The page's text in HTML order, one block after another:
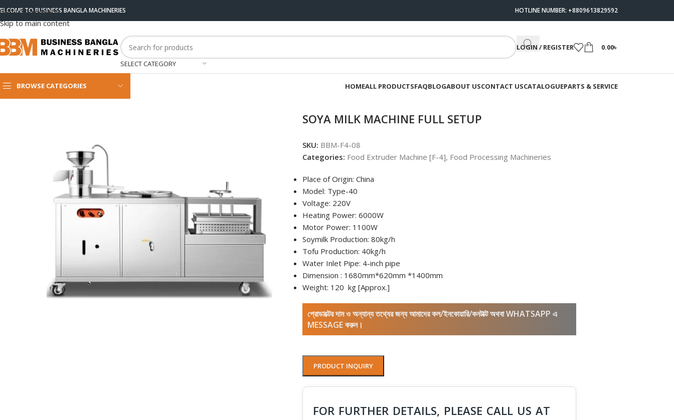
Skip to navigation
Skip to main content
TO BUSINESS BANGLA MACHINERIES HOTLINE NUMBER: +8809613829592
SELECT CATEGORY
LOGIN / REGISTER 0.00৳
BROWSE CATEGORIES HOMEALL PRODUCTSFAQBLOGABOUT USCONTACT USCATALOGUEPARTS & SERVICE
SOYA MILK MACHINE FULL SETUP
SKU: BBM-F4-08
Categories: Food Extruder Machine [F-4], Food Processing Machineries
Place of Origin: China
Model: Type-40
Voltage: 220V
Heating Power: 6000W
Motor Power: 1100W
Soymilk Production: 80kg/h
Tofu Production: 40kg/h
Water Inlet Pipe: 4-inch pipe
Dimension : 1680mm*620mm *1400mm
Weight: 120 kg [Approx.]
প্রোডাক্টের দাম ও অন্যান্য তথ্যের জন্য আমাদের কল/ইনকোয়ারি/কনটাক্ট অথবা WHATSAPP এ
MESSAGE করুন।
PRODUCT INQUIRY
FOR FURTHER DETAILS, PLEASE CALL US AT